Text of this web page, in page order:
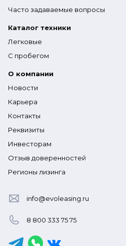
Часто задаваемые вопросы
Каталог техники
Легковые
С пробегом
О компании
Новости
Карьера
Контакты
Реквизиты
Инвесторам
Отзыв доверенностей
Регионы лизинга
info@evoleasing.ru
8 800 333 75 75